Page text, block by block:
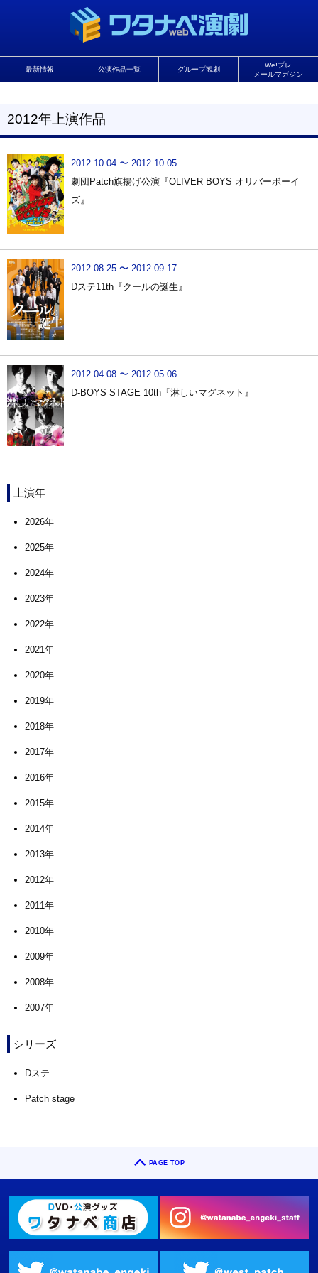
最新情報 公演作品一覧 グループ観劇
We!プレ
メールマガジン
2012年上演作品
2012.10.04 〜 2012.10.05
劇団Patch旗揚げ公演『OLIVER BOYS オリバーボーイ
ズ』
2012.08.25 〜 2012.09.17
Dステ11th『クールの誕生』
2012.04.08 〜 2012.05.06
D-BOYS STAGE 10th『淋しいマグネット』
上演年
2026年
2025年
2024年
2023年
2022年
2021年
2020年
2019年
2018年
2017年
2016年
2015年
2014年
2013年
2012年
2011年
2010年
2009年
2008年
2007年
シリーズ
Dステ
Patch stage
PAGE TOP